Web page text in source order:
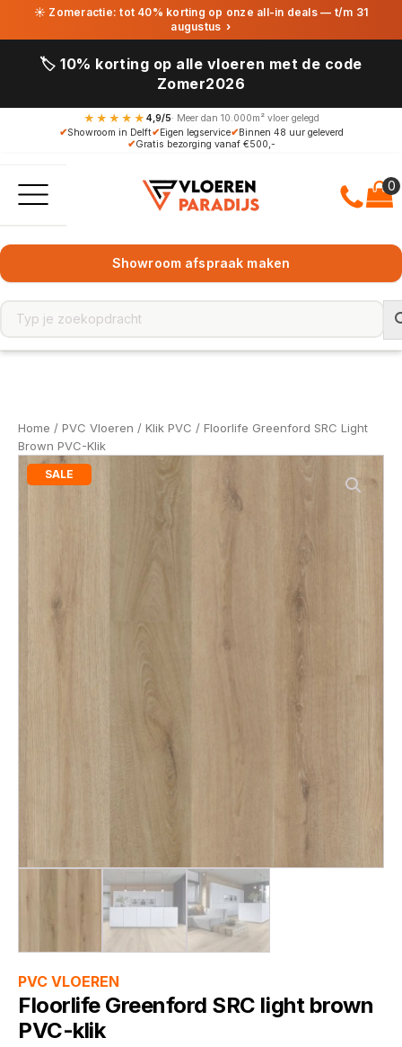
☀ Zomeractie: tot 40% korting op onze all-in deals — t/m 31
augustus ›
🏷️ 10% korting op alle vloeren met de code
Zomer2026
★★★★★ 4,9/5· Meer dan 10.000m² vloer gelegd
✔Showroom in Delft✔Eigen legservice✔Binnen 48 uur geleverd
✔Gratis bezorging vanaf €500,-
Showroom afspraak maken
Home / PVC Vloeren / Klik PVC / Floorlife Greenford SRC Light
Brown PVC-Klik
SALE
PVC VLOEREN
Floorlife Greenford SRC light brown
PVC-klik